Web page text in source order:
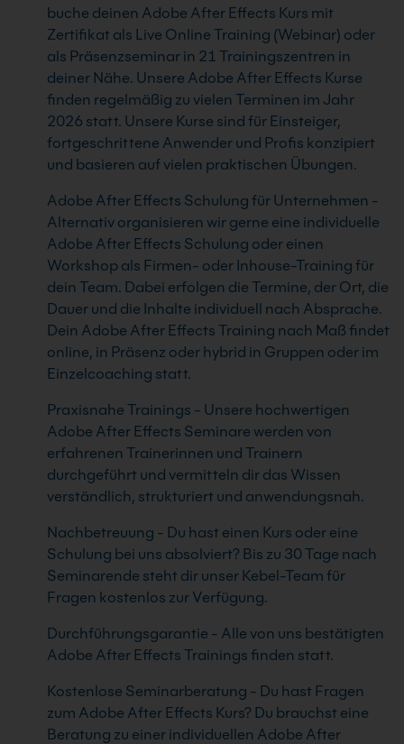
buche deinen Adobe After Effects Kurs mit
Zertifikat als Live Online Training (Webinar) oder
als Präsenzseminar in 21 Trainingszentren in
deiner Nähe. Unsere Adobe After Effects Kurse
finden regelmäßig zu vielen Terminen im Jahr
2026 statt. Unsere Kurse sind für Einsteiger,
fortgeschrittene Anwender und Profis konzipiert
und basieren auf vielen praktischen Übungen.
Adobe After Effects Schulung für Unternehmen -
Alternativ organisieren wir gerne eine individuelle
Adobe After Effects Schulung oder einen
Workshop als Firmen- oder Inhouse-Training für
dein Team. Dabei erfolgen die Termine, der Ort, die
Dauer und die Inhalte individuell nach Absprache.
Dein Adobe After Effects Training nach Maß findet
online, in Präsenz oder hybrid in Gruppen oder im
Einzelcoaching statt.
Praxisnahe Trainings - Unsere hochwertigen
Adobe After Effects Seminare werden von
erfahrenen Trainerinnen und Trainern
durchgeführt und vermitteln dir das Wissen
verständlich, strukturiert und anwendungsnah.
Nachbetreuung - Du hast einen Kurs oder eine
Schulung bei uns absolviert? Bis zu 30 Tage nach
Seminarende steht dir unser Kebel-Team für
Fragen kostenlos zur Verfügung.
Durchführungsgarantie - Alle von uns bestätigten
Adobe After Effects Trainings finden statt.
Kostenlose Seminarberatung - Du hast Fragen
zum Adobe After Effects Kurs? Du brauchst eine
Beratung zu einer individuellen Adobe After